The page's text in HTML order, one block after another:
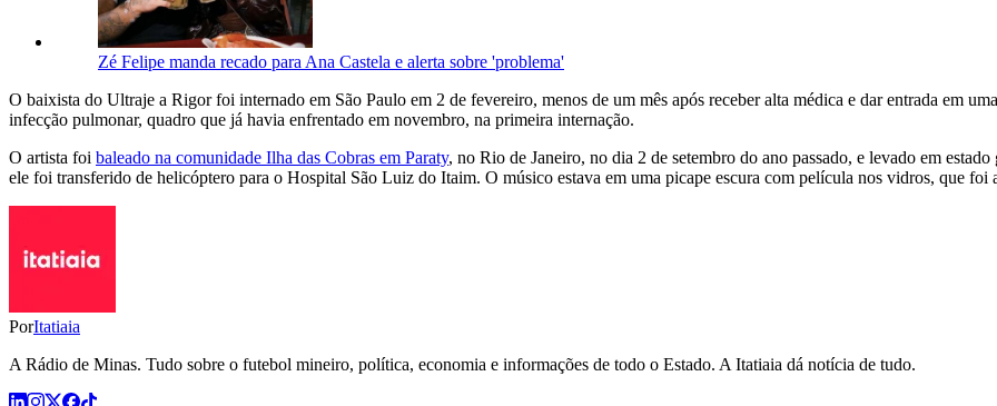
Zé Felipe manda recado para Ana Castela e alerta sobre 'problema'
O baixista do Ultraje a Rigor foi internado em São Paulo em 2 de fevereiro, menos de um mês após receber alta médica e dar entrada em
infecção pulmonar, quadro que já havia enfrentado em novembro, na primeira internação.
O artista foi baleado na comunidade Ilha das Cobras em Paraty, no Rio de Janeiro, no dia 2 de setembro do ano passado, e levado em
ele foi transferido de helicóptero para o Hospital São Luiz do Itaim. O músico estava em uma picape escura com película nos vidros, que foi
PorItatiaia
A Rádio de Minas. Tudo sobre o futebol mineiro, política, economia e informações de todo o Estado. A Itatiaia dá notícia de tudo.